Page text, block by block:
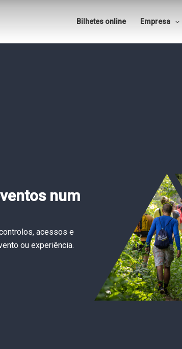
Bilhetes online Empresa
num
acessos e
ou experiência.